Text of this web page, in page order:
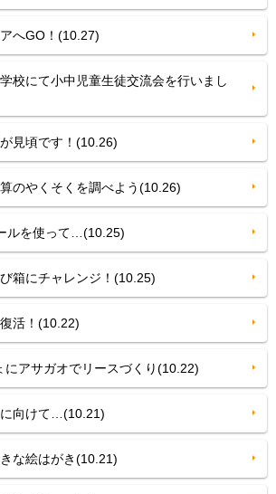
へGO！(10.27)
校にて小中児童生徒交流会を行いまし
見頃です！(10.26)
やくそくを調べよう(10.26)
を使って…(10.25)
にチャレンジ！(10.25)
活！(10.22)
アサガオでリースづくり(10.22)
向けて…(10.21)
な絵はがき(10.21)